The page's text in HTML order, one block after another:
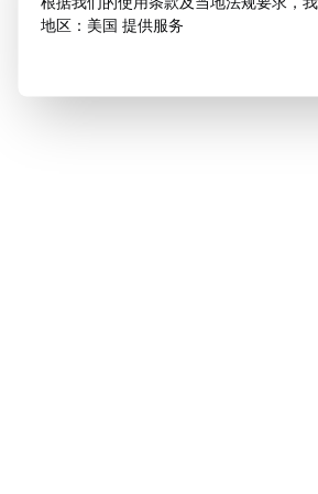
地区：美国 提供服务